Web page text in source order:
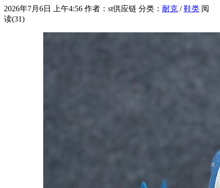
2026年7月6日 上午4:56 作者：st供应链 分类： 耐克 /鞋类 阅
读(31)